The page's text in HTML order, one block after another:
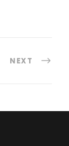
NEXT